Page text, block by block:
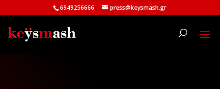
6949256666 press@keysmash.gr